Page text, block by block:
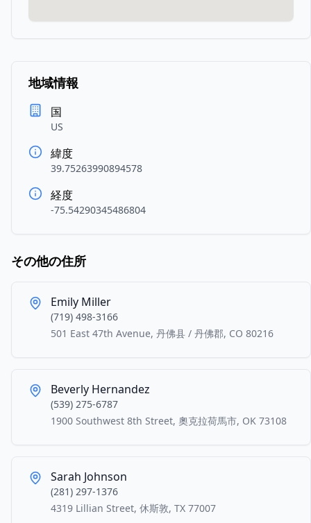
地域情報
国
US
緯度
39.75263990894578
経度
-75.54290345486804
その他の住所
Emily Miller
(719) 498-3166
501 East 47th Avenue, 丹佛县 / 丹佛郡, CO 80216
Beverly Hernandez
(539) 275-6787
1900 Southwest 8th Street, 奧克拉荷馬市, OK 73108
Sarah Johnson
(281) 297-1376
4319 Lillian Street, 休斯敦, TX 77007